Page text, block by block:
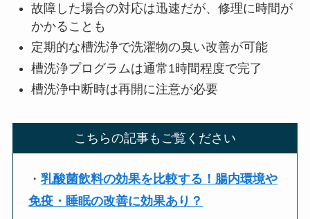
故障した場合の対応は迅速だが、修理に時間が
かかることも
定期的な槽洗浄で洗濯物の臭い改善が可能
槽洗浄プログラムは通常1時間程度で完了
槽洗浄中断時は再開に注意が必要
こちらの記事もご覧ください
・乳酸菌飲料の効果を比較する！腸内環境や
免疫・睡眠の改善に効果あり？